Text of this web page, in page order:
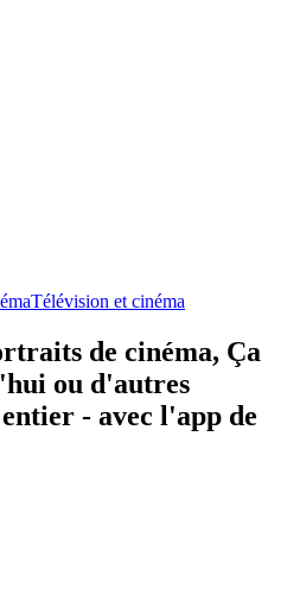
Télévision et cinéma
de cinéma, Ça
ou d'autres
- avec l'app de